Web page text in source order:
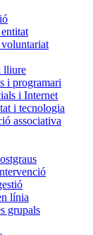
lliure
i programari
i Internet
i tecnologia
associativa
línia
grupals